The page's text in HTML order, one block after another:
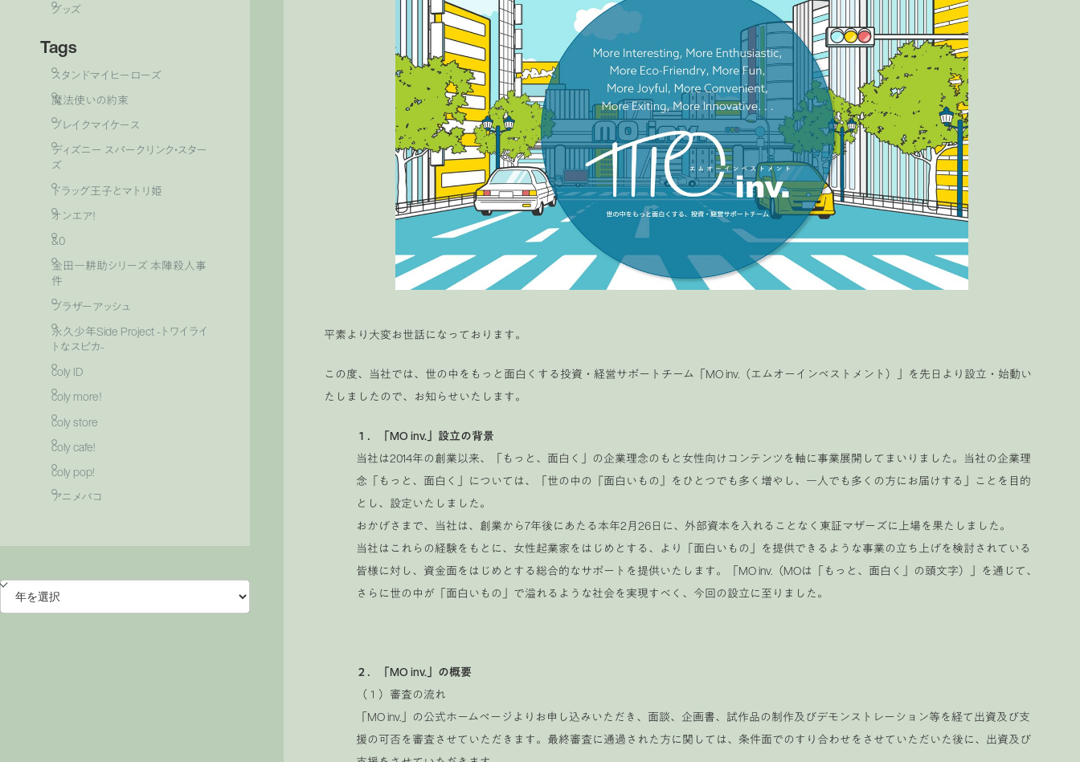
グッズ
Tags
スタンドマイヒーローズ
魔法使いの約束
ブレイクマイケース
ディズニー スパークリンク・スター
ズ
ドラッグ王子とマトリ姫
オンエア！
&0
金田一耕助シリーズ 本陣殺人事
件
ブラザーアッシュ
永久少年Side Project -トワイライ
トなスピカ-
coly ID
coly more！
coly store
coly cafe!
coly pop!
アニメバコ
平素より大変お世話になっております。
この度、当社では、世の中をもっと面白くする投資・経営サポートチーム「MO inv.（エムオーインベストメント）」を先日より設立・始動い
たしましたので、お知らせいたします。
１．「MO inv.」設立の背景
当社は2014年の創業以来、「もっと、面白く」の企業理念のもと女性向けコンテンツを軸に事業展開してまいりました。当社の企業理
念「もっと、面白く」については、「世の中の『面白いもの』をひとつでも多く増やし、一人でも多くの方にお届けする」ことを目的
とし、設定いたしました。
おかげさまで、当社は、創業から7年後にあたる本年2月26日に、外部資本を入れることなく東証マザーズに上場を果たしました。
当社はこれらの経験をもとに、女性起業家をはじめとする、より「面白いもの」を提供できるような事業の立ち上げを検討されている
皆様に対し、資金面をはじめとする総合的なサポートを提供いたします。「MO inv.（MOは「もっと、面白く」の頭文字）」を通じて、
さらに世の中が「面白いもの」で溢れるような社会を実現すべく、今回の設立に至りました。
２．「MO inv.」の概要
（１）審査の流れ
「MO inv.」の公式ホームページよりお申し込みいただき、面談、企画書、試作品の制作及びデモンストレーション等を経て出資及び支
援の可否を審査させていただきます。最終審査に通過された方に関しては、条件面でのすり合わせをさせていただいた後に、出資及び